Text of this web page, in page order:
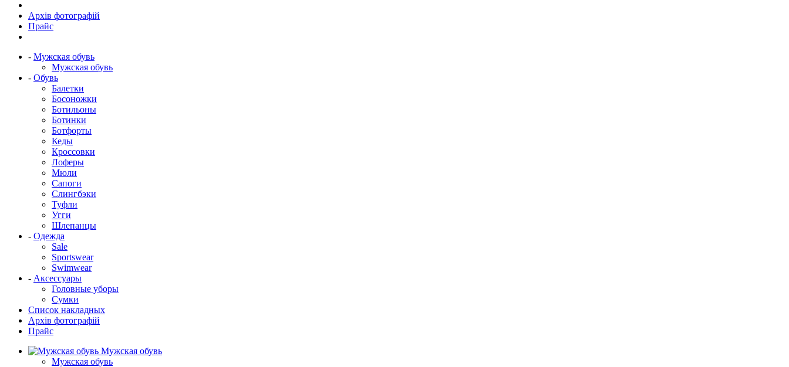
Архів фотографій
Прайс
- Мужская обувь
Мужская обувь
- Обувь
Балетки
Босоножки
Ботильоны
Ботинки
Ботфорты
Кеды
Кроссовки
Лоферы
Мюли
Сапоги
Слингбэки
Туфли
Угги
Шлепанцы
- Одежда
Sale
Sportswear
Swimwear
- Аксессуары
Головные уборы
Сумки
Список накладных
Архів фотографій
Прайс
Мужская обувь
Мужская обувь